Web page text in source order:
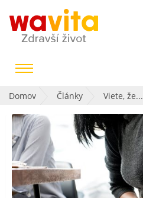
Domov Články Viete, že...